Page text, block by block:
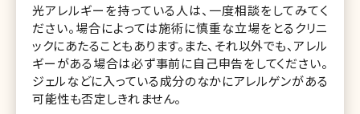
光アレルギーを持っている人は、一度相談をしてみてく
ださい。場合によっては施術に慎重な立場をとるクリニ
ックにあたることもあります。また、それ以外でも、アレル
ギーがある場合は必ず事前に自己申告をしてください。
ジェルなどに入っている成分のなかにアレルゲンがある
可能性も否定しきれません。